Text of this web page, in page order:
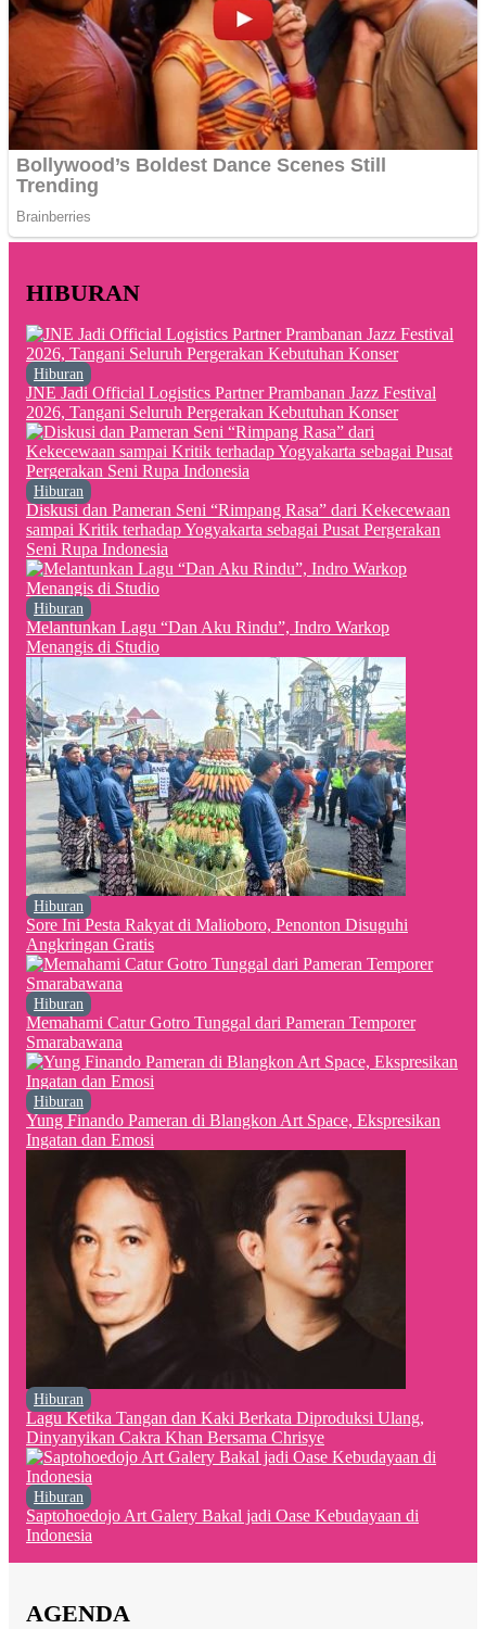
HIBURAN
Hiburan
JNE Jadi Official Logistics Partner Prambanan Jazz Festival
2026, Tangani Seluruh Pergerakan Kebutuhan Konser
Hiburan
Diskusi dan Pameran Seni “Rimpang Rasa” dari Kekecewaan
sampai Kritik terhadap Yogyakarta sebagai Pusat Pergerakan
Seni Rupa Indonesia
Hiburan
Melantunkan Lagu “Dan Aku Rindu”, Indro Warkop
Menangis di Studio
Hiburan
Sore Ini Pesta Rakyat di Malioboro, Penonton Disuguhi
Angkringan Gratis
Hiburan
Memahami Catur Gotro Tunggal dari Pameran Temporer
Smarabawana
Hiburan
Yung Finando Pameran di Blangkon Art Space, Ekspresikan
Ingatan dan Emosi
Hiburan
Lagu Ketika Tangan dan Kaki Berkata Diproduksi Ulang,
Dinyanyikan Cakra Khan Bersama Chrisye
Hiburan
Saptohoedojo Art Galery Bakal jadi Oase Kebudayaan di
Indonesia
AGENDA